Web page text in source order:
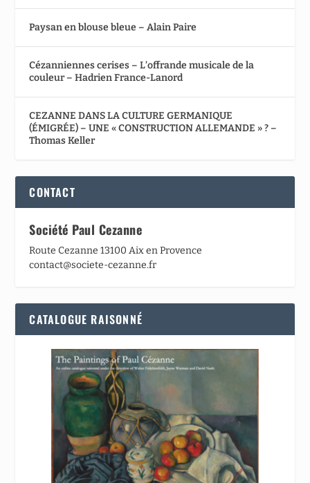
Paysan en blouse bleue – Alain Paire
Cézanniennes cerises – L’offrande musicale de la
couleur – Hadrien France-Lanord
CEZANNE DANS LA CULTURE GERMANIQUE
(ÉMIGRÉE) – UNE « CONSTRUCTION ALLEMANDE » ? –
Thomas Keller
CONTACT
Société Paul Cezanne
Route Cezanne 13100 Aix en Provence
contact@societe-cezanne.fr
CATALOGUE RAISONNÉ